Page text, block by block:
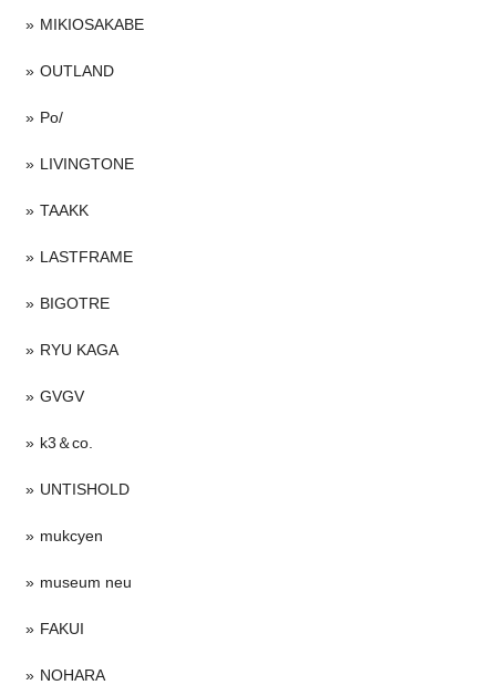
MIKIOSAKABE
OUTLAND
Po/
LIVINGTONE
TAAKK
LASTFRAME
BIGOTRE
RYU KAGA
GVGV
k3＆co.
UNTISHOLD
mukcyen
museum neu
FAKUI
NOHARA